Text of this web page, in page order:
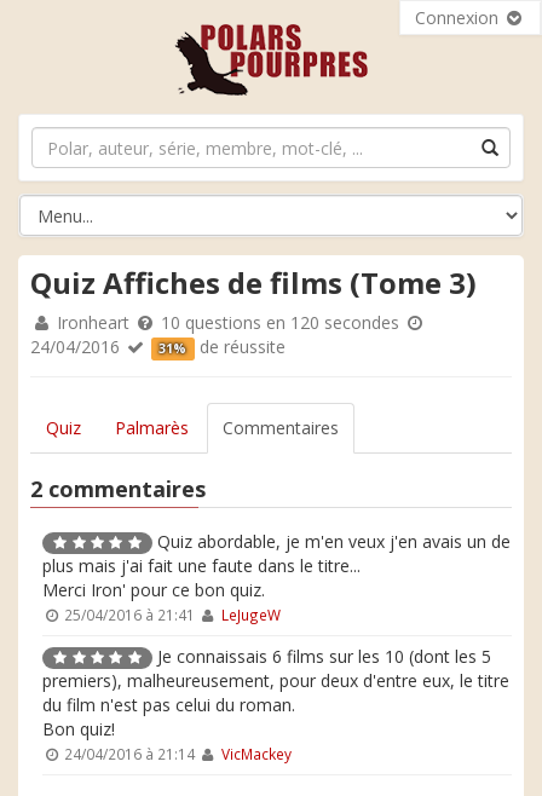
Connexion
Quiz Affiches de films (Tome 3)
Ironheart
10 questions en 120 secondes
24/04/2016
31% de réussite
Quiz Palmarès Commentaires
2 commentaires
Quiz abordable, je m'en veux j'en avais un de
plus mais j'ai fait une faute dans le titre...
Merci Iron' pour ce bon quiz.
25/04/2016 à 21:41 LeJugeW
Je connaissais 6 films sur les 10 (dont les 5
premiers), malheureusement, pour deux d'entre eux, le titre
du film n'est pas celui du roman.
Bon quiz!
24/04/2016 à 21:14 VicMackey